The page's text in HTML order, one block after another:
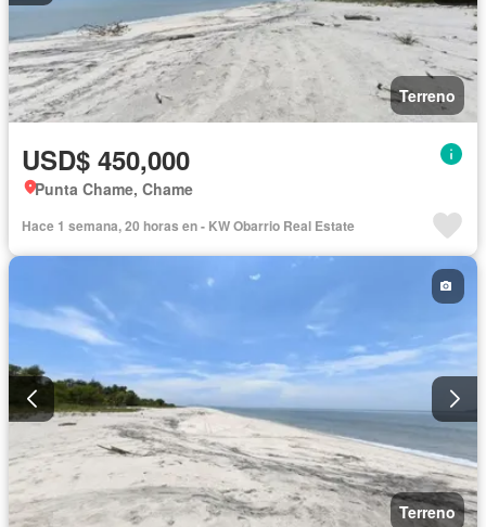
Terreno
USD$ 450,000
Punta Chame, Chame
Hace 1 semana, 20 horas en - KW Obarrio Real Estate
Terreno